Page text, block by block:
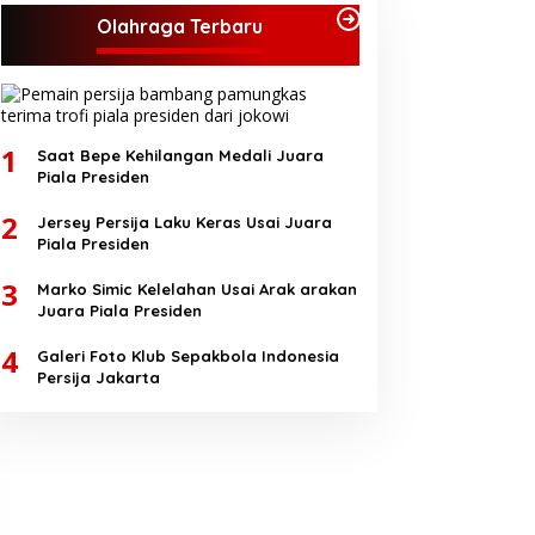
Olahraga Terbaru
1
Saat Bepe Kehilangan Medali Juara
Piala Presiden
2
Jersey Persija Laku Keras Usai Juara
Piala Presiden
3
Marko Simic Kelelahan Usai Arak arakan
Juara Piala Presiden
4
Galeri Foto Klub Sepakbola Indonesia
Persija Jakarta